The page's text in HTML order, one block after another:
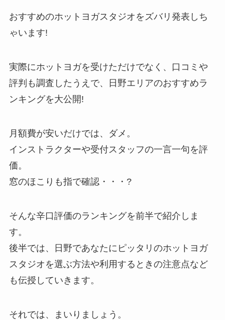
おすすめのホットヨガスタジオをズバリ発表しち
ゃいます!
実際にホットヨガを受けただけでなく、口コミや
評判も調査したうえで、日野エリアのおすすめラ
ンキングを大公開!
月額費が安いだけでは、ダメ。
インストラクターや受付スタッフの一言一句を評
価。
窓のほこりも指で確認・・・?
そんな辛口評価のランキングを前半で紹介しま
す。
後半では、日野であなたにピッタリのホットヨガ
スタジオを選ぶ方法や利用するときの注意点など
も伝授していきます。
それでは、まいりましょう。